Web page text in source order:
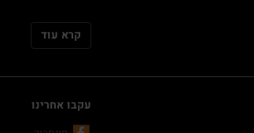
קרא עוד
עקבו אחרינו